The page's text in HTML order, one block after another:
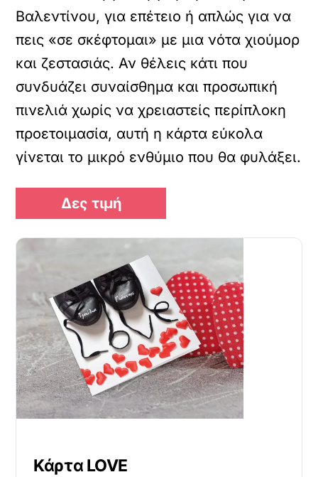
Βαλεντίνου, για επέτειο ή απλώς για να
πεις «σε σκέφτομαι» με μια νότα χιούμορ
και ζεστασιάς. Αν θέλεις κάτι που
συνδυάζει συναίσθημα και προσωπική
πινελιά χωρίς να χρειαστείς περίπλοκη
προετοιμασία, αυτή η κάρτα εύκολα
γίνεται το μικρό ενθύμιο που θα φυλάξει.
Δες τιμή
Κάρτα LOVE